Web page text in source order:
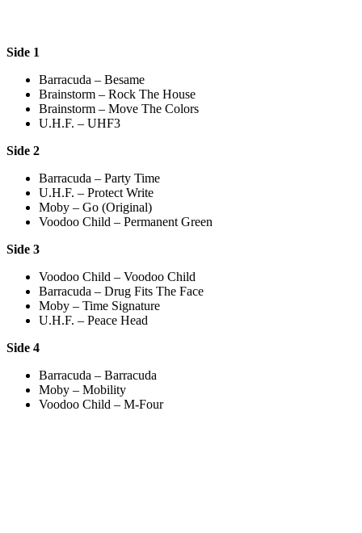
Side 1
Barracuda – Besame
Brainstorm – Rock The House
Brainstorm – Move The Colors
U.H.F. – UHF3
Side 2
Barracuda – Party Time
U.H.F. – Protect Write
Moby – Go (Original)
Voodoo Child – Permanent Green
Side 3
Voodoo Child – Voodoo Child
Barracuda – Drug Fits The Face
Moby – Time Signature
U.H.F. – Peace Head
Side 4
Barracuda – Barracuda
Moby – Mobility
Voodoo Child – M-Four